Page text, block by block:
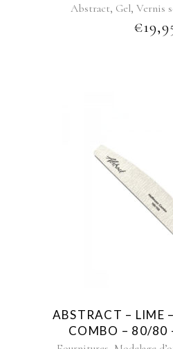
Abstract, Gel, Vernis
€
ABSTRACT – LIME
COMBO – 80/80